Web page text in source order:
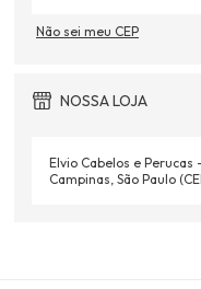
Não sei meu CEP
NOSSA LOJA
Elvio Cabelos e Perucas
Campinas, São Paulo